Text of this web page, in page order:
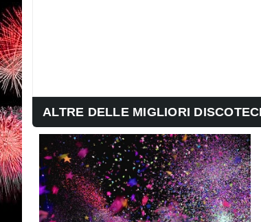
ALTRE DELLE MIGLIORI